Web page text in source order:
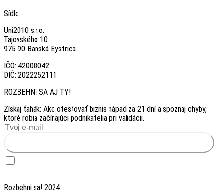
Sídlo
Uni2010 s.r.o.
Tajovského 10
975 90 Banská Bystrica
IČO: 42008042
DIČ: 2022252111
ROZBEHNI SA AJ TY!
Získaj ťahák: Ako otestovať biznis nápad za 21 dní a spoznaj chyby,
ktoré robia začínajúci podnikatelia pri validácii.
Rozbehni sa! 2024